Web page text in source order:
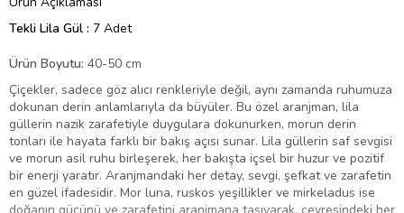
Tekli Lila Gül : 7 Adet
Ürün Boyutu: 40-50 cm
Çiçekler, sadece göz alıcı renkleriyle değil, aynı zamanda ruhumuza
dokunan derin anlamlarıyla da büyüler. Bu özel aranjman, lila
güllerin nazik zarafetiyle duygulara dokunurken, morun derin
tonları ile hayata farklı bir bakış açısı sunar. Lila güllerin saf sevgisi
ve morun asil ruhu birleşerek, her bakışta içsel bir huzur ve pozitif
bir enerji yaratır. Aranjmandaki her detay, sevgi, şefkat ve zarafetin
en güzel ifadesidir. Mor luna, ruskos yeşillikler ve mirkeladus ise